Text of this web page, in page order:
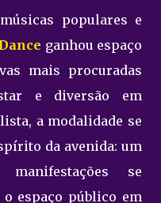
populares e
ganhou espaço
mais procuradas
e diversão em
a modalidade se
da avenida: um
se
espaço público em